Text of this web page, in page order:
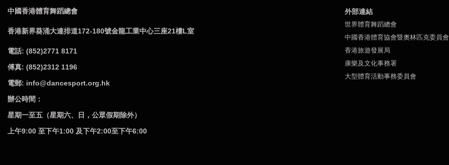
中國香港體育舞蹈總會
香港新界葵涌大連排道172-180號金龍工業中心三座21樓L室
電話: (852)2771 8171
傅真: (852)2312 1196
電郵: info@dancesport.org.hk
辦公時間：
星期一至五（星期六、日，公眾假期除外）
上午9:00 至下午1:00 及下午2:00至下午6:00
外部連結
世界體育舞蹈總會
中國香港體育協會暨奧林匹克委員會
香港旅遊發展局
康樂及文化事務署
大型體育活動事務委員會